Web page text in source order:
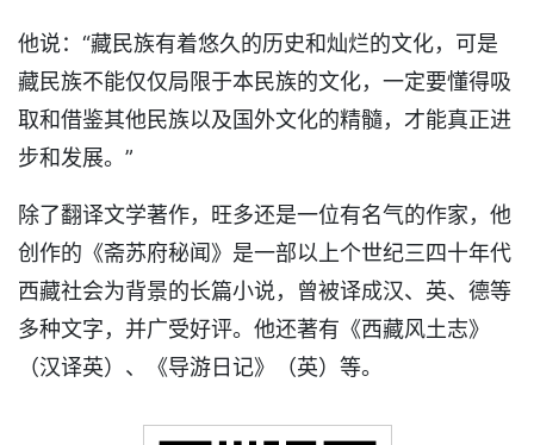
他说：“藏民族有着悠久的历史和灿烂的文化，可是
藏民族不能仅仅局限于本民族的文化，一定要懂得吸
取和借鉴其他民族以及国外文化的精髓，才能真正进
步和发展。”
除了翻译文学著作，旺多还是一位有名气的作家，他
创作的《斋苏府秘闻》是一部以上个世纪三四十年代
西藏社会为背景的长篇小说，曾被译成汉、英、德等
多种文字，并广受好评。他还著有《西藏风土志》
（汉译英）、《导游日记》（英）等。